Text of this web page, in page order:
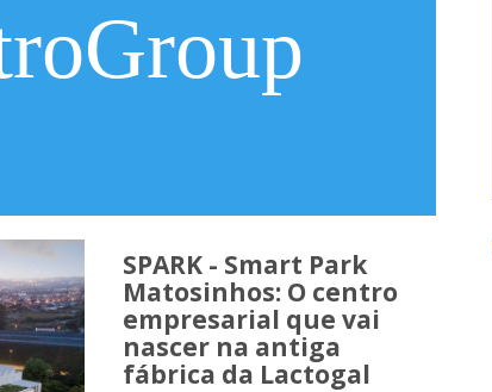
SPARK - Smart Park
Matosinhos: O centro
empresarial que vai
nascer na antiga
fábrica da Lactogal